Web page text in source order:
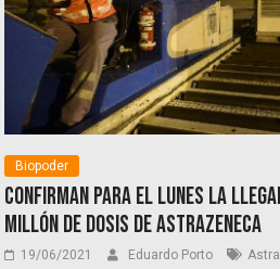
Biopoder
Confirman para el lunes la
millón de dosis de AstraZeneca
19/06/2021 Eduardo Porto